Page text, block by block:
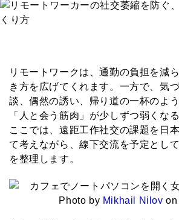
リモートワークは、通勤の負担を減
き方を広げてくれます。一方で、気
談、偶然の誘い、帰り道の一杯のよ
「人と会う筋肉」が少しずつ弱くな
ここでは、遠距工作社交の課題を日
て考えながら、線下交流を予定とし
を整理します。
Photo by Mikhail Nilov